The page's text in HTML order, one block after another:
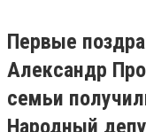
Первые
Александр
семьи
Народный